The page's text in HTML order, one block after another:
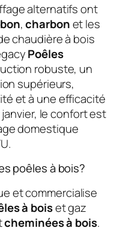
alternatifs ont
,charbonet les
chaudière à bois
Poêles
robuste, un
supérieurs,
et à une efficacité
le confort est
domestique
poêles à bois?
et commercialise
à boiset gaz
cheminées à bois.